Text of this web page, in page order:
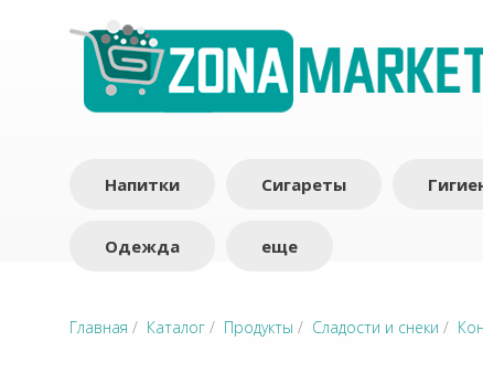
Напитки Сигареты
Одежда еще
Главная / Каталог / Продукты / Сладости и снеки /